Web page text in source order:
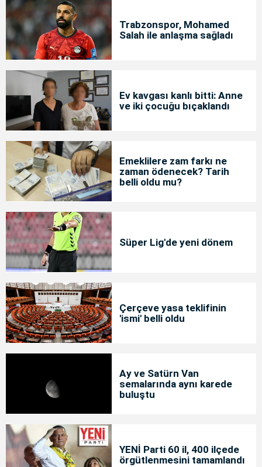
Trabzonspor, Mohamed
Salah ile anlaşma sağladı
Ev kavgası kanlı bitti: Anne
ve iki çocuğu bıçaklandı
Emeklilere zam farkı ne
zaman ödenecek? Tarih
belli oldu mu?
Süper Lig'de yeni dönem
Çerçeve yasa teklifinin
'ismi' belli oldu
Ay ve Satürn Van
semalarında aynı karede
buluştu
YENİ Parti 60 il, 400 ilçede
örgütlenmesini tamamlandı